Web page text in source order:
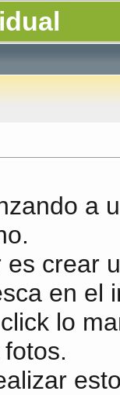
a
crear
en el
lo